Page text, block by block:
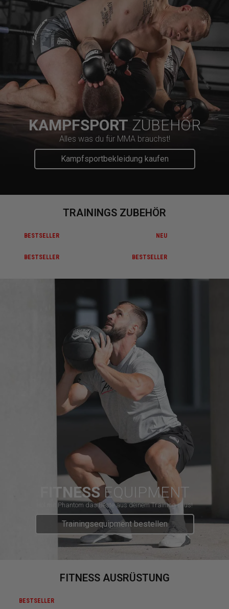
KAMPFSPORT ZUBEHÖR
Alles was du für MMA brauchst!
Kampfsportbekleidung kaufen
TRAININGS ZUBEHÖR
BESTSELLER NEU
BESTSELLER BESTSELLER
FITNESSEQUIPMENT
Hol mit Phantom das Beste aus deinem Training raus!
Trainingsequipment bestellen
FITNESS AUSRÜSTUNG
BESTSELLER